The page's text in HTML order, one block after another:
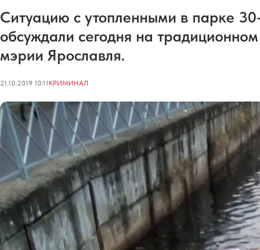
Ситуацию с утопленными в парке
обсуждали сегодня на
мэрии Ярославля.
21.10.2019 10:11КРИМИНАЛ